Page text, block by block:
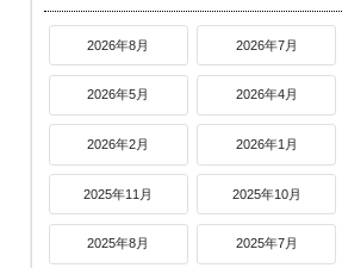
2026年8月 2026年7月
2026年5月 2026年4月
2026年2月 2026年1月
2025年11月 2025年10月
2025年8月 2025年7月